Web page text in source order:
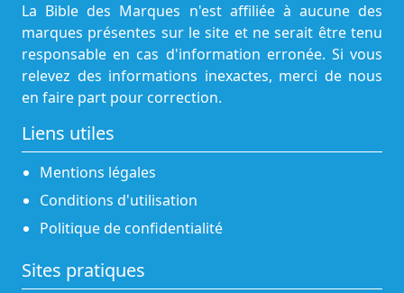
La Bible des Marques n'est affiliée à aucune des
marques présentes sur le site et ne serait être tenu
responsable en cas d'information erronée. Si vous
relevez des informations inexactes, merci de nous
en faire part pour correction.
Liens utiles
Mentions légales
Conditions d'utilisation
Politique de confidentialité
Sites pratiques